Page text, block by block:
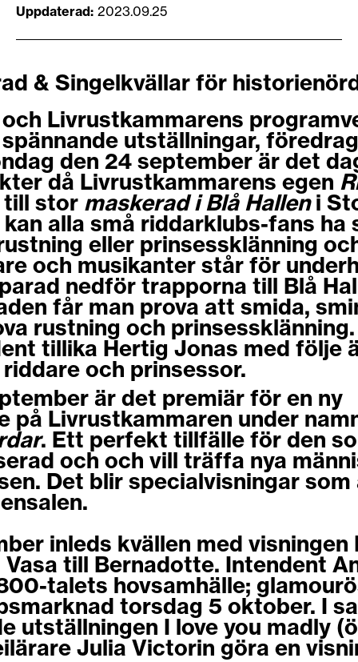
Uppdaterad 2023.09.25
& Singelkvällar för
Livrustkammarens
utställningar,
den 24 september är det
då Livrustkammarens egen
till stor maskerad i Blå Halleni
alla små riddarklubs-fans ha
eller prinsessklänning
och musikanter står för
nedför trapporna till Blå
får man prova att smida,
rustning och
tillika Hertig Jonas med följe
och prinsessor.
är det premiär för en ny
på Livrustkammaren under
. Ett perfekt tillfälle för den
och och vill träffa nya
Det blir specialvisningar
inleds kvällen med visningen
till Bernadotte. Intendent
talets hovsamhälle;
torsdag 5 oktober. I
utställningen I love you madly
Julia Victorin göra en